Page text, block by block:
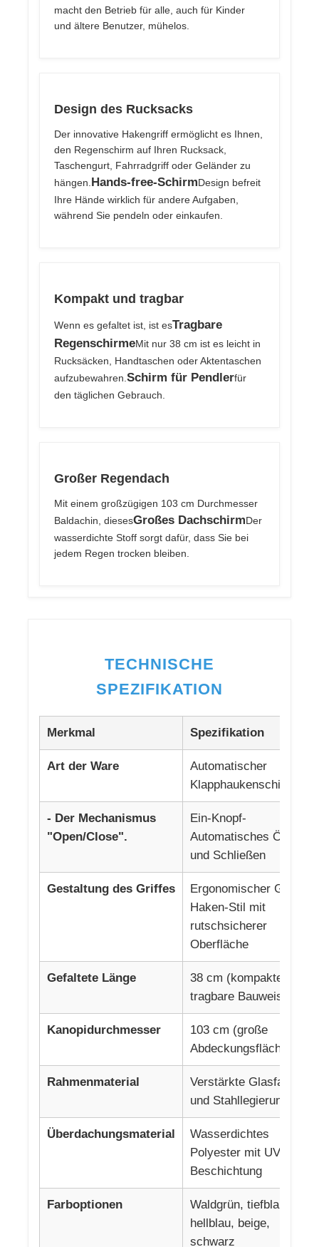
macht den Betrieb für alle, auch für Kinder
und ältere Benutzer, mühelos.
Design des Rucksacks
Der innovative Hakengriff ermöglicht es Ihnen,
den Regenschirm auf Ihren Rucksack,
Taschengurt, Fahrradgriff oder Geländer zu
hängen. Hands-free-SchirmDesign befreit
Ihre Hände wirklich für andere Aufgaben,
während Sie pendeln oder einkaufen.
Kompakt und tragbar
Wenn es gefaltet ist, ist esTragbare
RegenschirmeMit nur 38 cm ist es leicht in
Rucksäcken, Handtaschen oder Aktentaschen
aufzubewahren.Schirm für Pendlerfür
den täglichen Gebrauch.
Großer Regendach
Mit einem großzügigen 103 cm Durchmesser
Baldachin, diesesGroßes DachschirmDer
wasserdichte Stoff sorgt dafür, dass Sie bei
jedem Regen trocken bleiben.
TECHNISCHE
SPEZIFIKATION
Merkmal Spezifikation
Art der Ware
Automatischer
Klapphaukenschirm
- Der Mechanismus
"Open/Close".
Ein-Knopf-
Automatisches Öffnen
und Schließen
Gestaltung des Griffes
Ergonomischer Griff im
Haken-Stil mit
rutschsicherer
Oberfläche
Gefaltete Länge
38 cm (kompakte,
tragbare Bauweise)
Kanopidurchmesser
103 cm (große
Abdeckungsfläche)
Rahmenmaterial
Verstärkte Glasfasern
und Stahllegierungen
Überdachungsmaterial
Wasserdichtes
Polyester mit UV-
Beschichtung
Farboptionen
Waldgrün, tiefblau,
hellblau, beige,
schwarz